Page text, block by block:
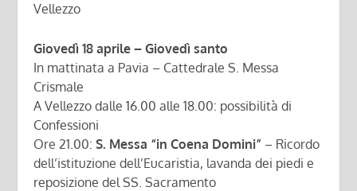
Vellezzo
Giovedì 18 aprile – Giovedì santo
In mattinata a Pavia – Cattedrale S. Messa
Crismale
A Vellezzo dalle 16.00 alle 18.00: possibilità di
Confessioni
Ore 21.00:S. Messa “in Coena Domini” – Ricordo
dell’istituzione dell’Eucaristia, lavanda dei piedi e
reposizione del SS. Sacramento